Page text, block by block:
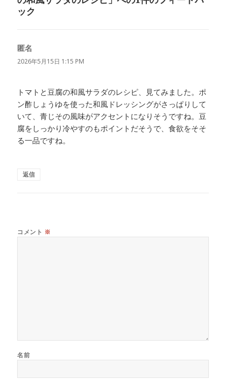
ック
匿名
り:
2026年5月15日 1:15 PM
トマトと豆腐の和風サラダのレシピ、見てみました。ポ
ン酢しょうゆを使った和風ドレッシングがさっぱりして
いて、青じその風味がアクセントになりそうですね。豆
腐をしっかり冷やすのもポイントだそうで、食欲をそそ
る一品ですね。
返信
コメント ※
名前